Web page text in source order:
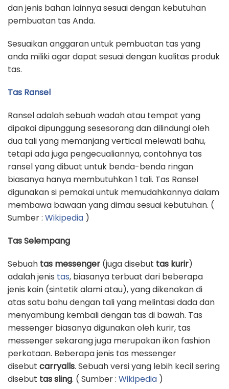
dan jenis bahan lainnya sesuai dengan kebutuhan
pembuatan tas Anda.
Sesuaikan anggaran untuk pembuatan tas yang
anda miliki agar dapat sesuai dengan kualitas produk
tas.
Tas Ransel
Ransel adalah sebuah wadah atau tempat yang
dipakai dipunggung sesesorang dan dilindungi oleh
dua tali yang memanjang vertical melewati bahu,
tetapi ada juga pengecualiannya, contohnya tas
ransel yang dibuat untuk benda-benda ringan
biasanya hanya membutuhkan 1 tali. Tas Ransel
digunakan si pemakai untuk memudahkannya dalam
membawa bawaan yang dimau sesuai kebutuhan. (
Sumber : Wikipedia )
Tas Selempang
Sebuah tas messenger (juga disebut tas kurir)
adalah jenis tas, biasanya terbuat dari beberapa
jenis kain (sintetik alami atau), yang dikenakan di
atas satu bahu dengan tali yang melintasi dada dan
menyambung kembali dengan tas di bawah. Tas
messenger biasanya digunakan oleh kurir, tas
messenger sekarang juga merupakan ikon fashion
perkotaan. Beberapa jenis tas messenger
disebut carryalls. Sebuah versi yang lebih kecil sering
disebut tas sling. ( Sumber : Wikipedia )